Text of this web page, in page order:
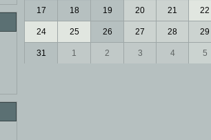
17 18 19 20 21 22
24 25 26 27 28 29
31 1 2 3 4 5